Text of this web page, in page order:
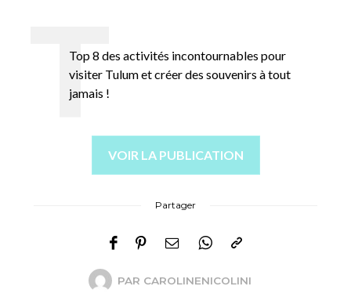
Top 8 des activités incontournables pour
visiter Tulum et créer des souvenirs à tout
jamais !
VOIR LA PUBLICATION
Partager
PAR CAROLINENICOLINI